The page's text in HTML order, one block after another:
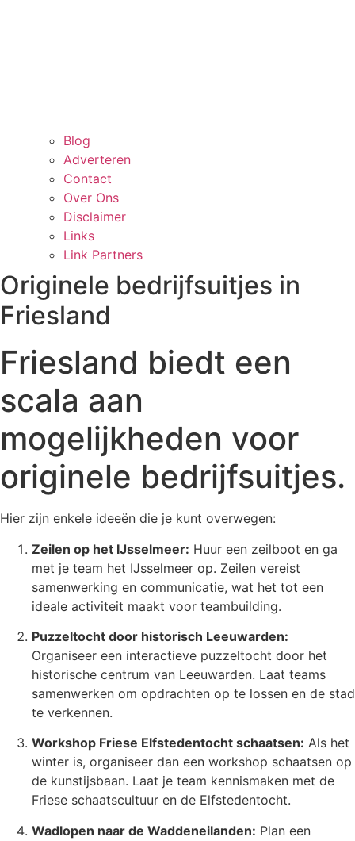
Blog
Adverteren
Contact
Over Ons
Disclaimer
Links
Link Partners
Originele bedrijfsuitjes in
Friesland
Friesland biedt een
scala aan
mogelijkheden voor
originele bedrijfsuitjes.
Hier zijn enkele ideeën die je kunt overwegen:
Zeilen op het IJsselmeer: Huur een zeilboot en ga
met je team het IJsselmeer op. Zeilen vereist
samenwerking en communicatie, wat het tot een
ideale activiteit maakt voor teambuilding.
Puzzeltocht door historisch Leeuwarden:
Organiseer een interactieve puzzeltocht door het
historische centrum van Leeuwarden. Laat teams
samenwerken om opdrachten op te lossen en de stad
te verkennen.
Workshop Friese Elfstedentocht schaatsen: Als het
winter is, organiseer dan een workshop schaatsen op
de kunstijsbaan. Laat je team kennismaken met de
Friese schaatscultuur en de Elfstedentocht.
Wadlopen naar de Waddeneilanden: Plan een